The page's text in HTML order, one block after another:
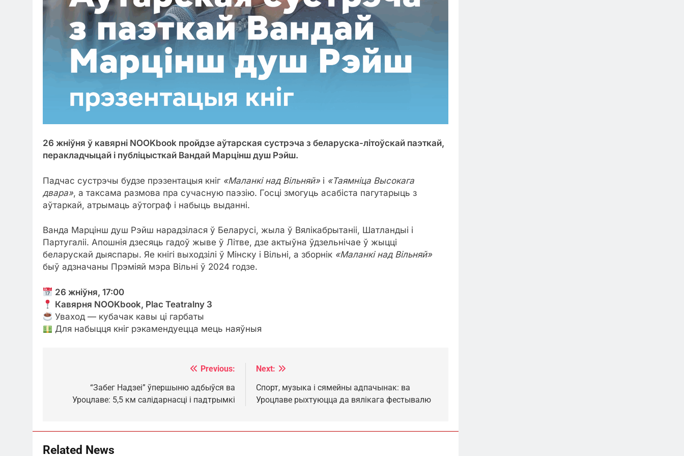
26 жніўня ў кавярні NOOKbook пройдзе аўтарская сустрэча з беларуска-літоўскай паэткай,
перакладчыцай і публіцысткай Вандай Марцінш душ Рэйш.
Падчас сустрэчы будзе прэзентацыя кніг «Маланкі над Вільняй»і «Таямніца Высокага
двара», а таксама размова пра сучасную паэзію. Госці змогуць асабіста пагутарыць з
аўтаркай, атрымаць аўтограф і набыць выданні.
Ванда Марцінш душ Рэйш нарадзілася ў Беларусі, жыла ў Вялікабрытаніі, Шатландыі і
Партугаліі. Апошнія дзесяць гадоў жыве ў Літве, дзе актыўна ўдзельнічае ў жыцці
беларускай дыяспары. Яе кнігі выходзілі ў Мінску і Вільні, а зборнік «Маланкі над Вільняй»
быў адзначаны Прэміяй мэра Вільні ў 2024 годзе.
26 жніўня, 17:00
Кавярня NOOKbook, Plac Teatralny 3
Уваход — кубачак кавы ці гарбаты
Для набыцця кніг рэкамендуецца мець наяўныя
запісах
Previous:
“Забег Надзеі” ўпершыню адбыўся ва
Уроцлаве: 5,5 км салідарнасці і падтрымкі
Next:
Спорт, музыка і сямейны адпачынак: ва
Уроцлаве рыхтуюцца да вялікага фестывалю
Related News